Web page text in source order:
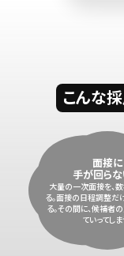
こんな
面接に
手が回ら
大量の一次面接を、
る。面接の日程調整だ
る。その間に、候補者
ていってしま